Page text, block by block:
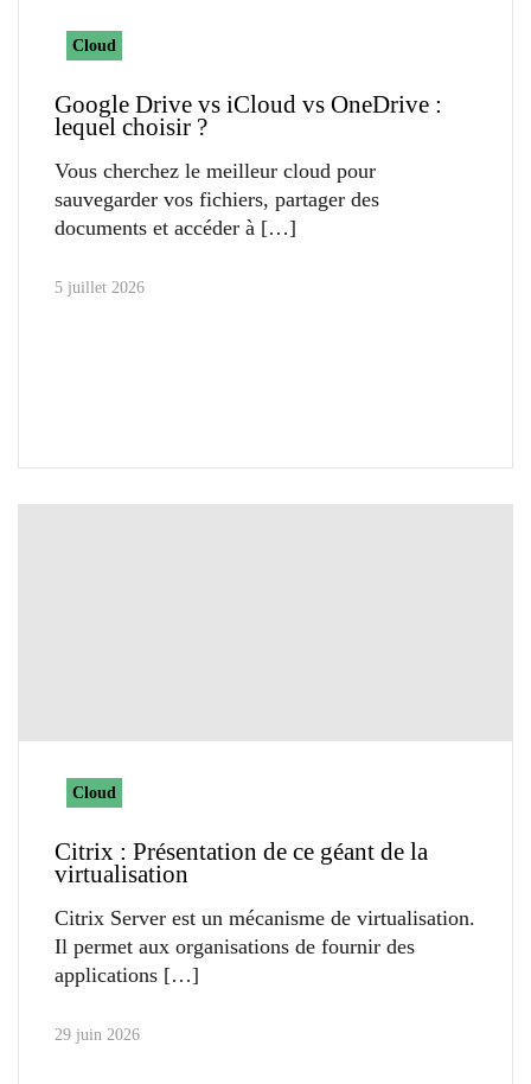
Cloud
Google Drive vs iCloud vs OneDrive :
lequel choisir ?
Vous cherchez le meilleur cloud pour
sauvegarder vos fichiers, partager des
documents et accéder à
5 juillet 2026
Cloud
Citrix : Présentation de ce géant de la
virtualisation
Citrix Server est un mécanisme de virtualisation.
Il permet aux organisations de fournir des
applications
29 juin 2026